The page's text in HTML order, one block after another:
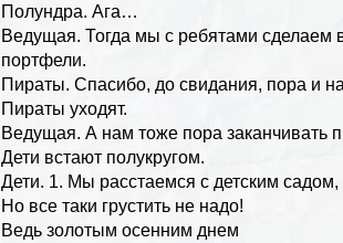
Полундра. Ага…
Ведущая. Тогда мы с ребятами сделаем
портфели.
Пираты. Спасибо, до свидания, пора и
Пираты уходят.
Ведущая. А нам тоже пора заканчивать
Дети встают полукругом.
Дети. 1. Мы расстаемся с детским садом,
Но все таки грустить не надо!
Ведь золотым осенним днем